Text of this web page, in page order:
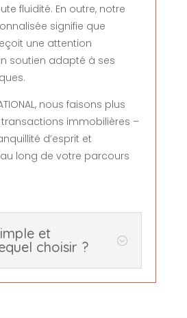
fluidité. En outre, notre
signifie que
une attention
soutien adapté à ses
nous faisons plus
immobilières –
d’esprit et
long de votre parcours
et
choisir ?